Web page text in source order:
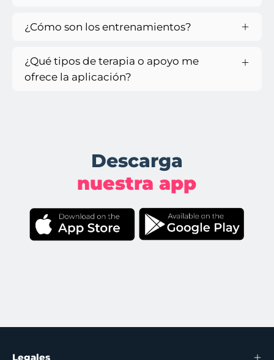
¿Cómo son los entrenamientos?
¿Qué tipos de terapia o apoyo me
ofrece la aplicación?
Descarga
nuestra app
Legales